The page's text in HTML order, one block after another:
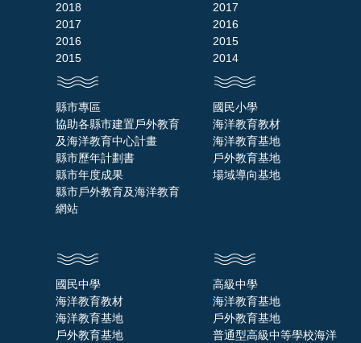
2018
2017
2016
2015
2017
2016
2015
2014
縣市專區
協助各縣市建置戶外教育
及海洋教育中心計畫
縣市歷年計劃書
縣市年度成果
縣市戶外教育及海洋教育
網站
國民小學
海洋教育教材
海洋教育基地
戶外教育基地
場域導向基地
國民中學
海洋教育教材
海洋教育基地
戶外教育基地
高級中學
海洋教育基地
戶外教育基地
普通型高級中等學校海洋